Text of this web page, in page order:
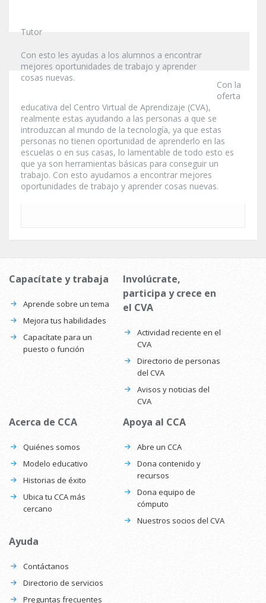
Tutor
Con esto les ayudas a los alumnos a encontrar
mejores oportunidades de trabajo y aprender
cosas nuevas.
Con la
oferta
educativa del Centro Virtual de Aprendizaje (CVA),
realmente estas ayudando a las personas a que se
introduzcan al mundo de la tecnología, ya que estas
personas no tienen oportunidad de aprenderlo en las
escuelas o en sus casas, lo lamentable de todo esto es
que ya son herramientas básicas para conseguir un
trabajo. Con esto ayudamos a encontrar mejores
oportunidades de trabajo y aprender cosas nuevas.
Capacítate y trabaja
Aprende sobre un tema
Mejora tus habilidades
Capacítate para un
puesto o función
Involúcrate,
participa y crece en
el CVA
Actividad reciente en el
CVA
Directorio de personas
del CVA
Avisos y noticias del
CVA
Acerca de CCA
Quiénes somos
Modelo educativo
Historias de éxito
Ubica tu CCA más
cercano
Apoya al CCA
Abre un CCA
Dona contenido y
recursos
Dona equipo de
cómputo
Nuestros socios del CVA
Ayuda
Contáctanos
Directorio de servicios
Preguntas frecuentes